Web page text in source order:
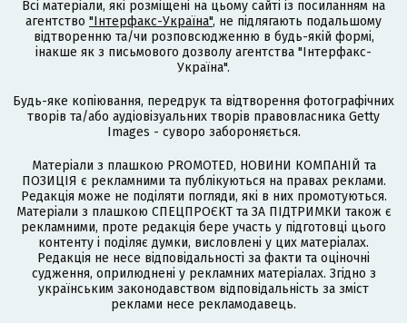
Всі матеріали, які розміщені на цьому сайті із посиланням на
агентство "Інтерфакс-Україна", не підлягають подальшому
відтворенню та/чи розповсюдженню в будь-якій формі,
інакше як з письмового дозволу агентства "Інтерфакс-
Україна".
Будь-яке копіювання, передрук та відтворення фотографічних
творів та/або аудіовізуальних творів правовласника Getty
Images - суворо забороняється.
Матеріали з плашкою PROMOTED, НОВИНИ КОМПАНІЙ та
ПОЗИЦІЯ є рекламними та публікуються на правах реклами.
Редакція може не поділяти погляди, які в них промотуються.
Матеріали з плашкою СПЕЦПРОЄКТ та ЗА ПІДТРИМКИ також є
рекламними, проте редакція бере участь у підготовці цього
контенту і поділяє думки, висловлені у цих матеріалах.
Редакція не несе відповідальності за факти та оціночні
судження, оприлюднені у рекламних матеріалах. Згідно з
українським законодавством відповідальність за зміст
реклами несе рекламодавець.